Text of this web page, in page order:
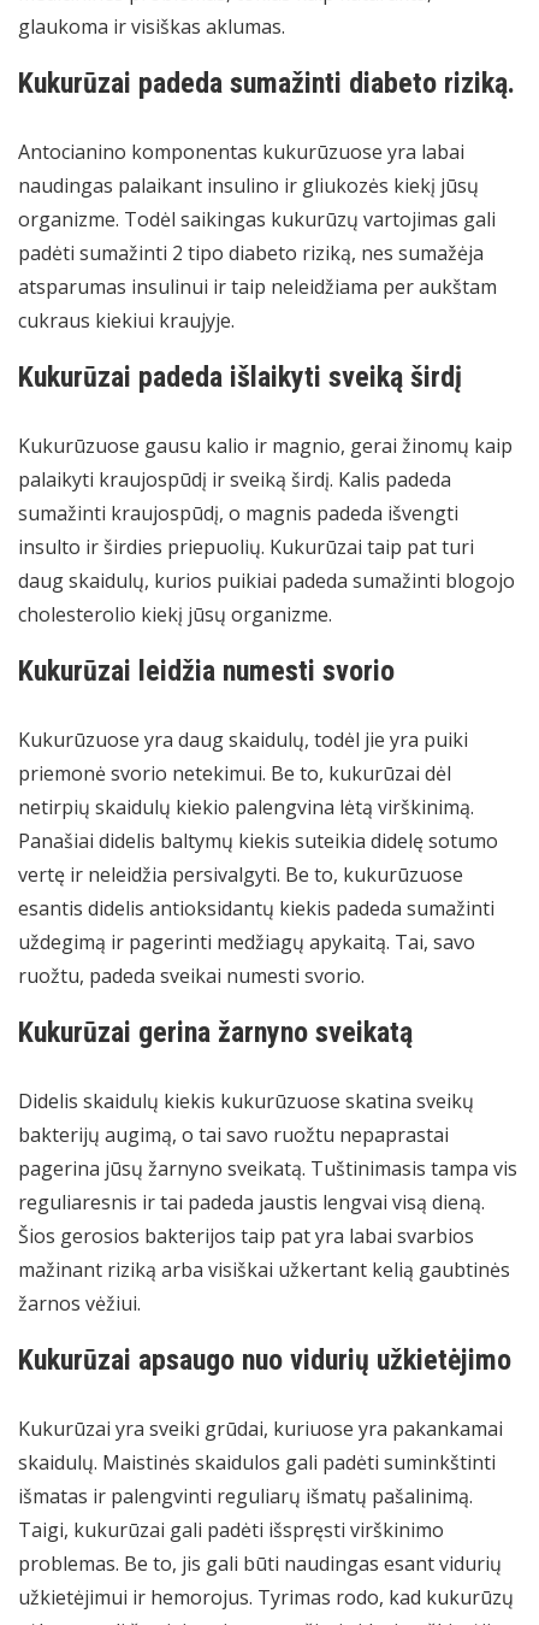
glaukoma ir visiškas aklumas.
Kukurūzai padeda sumažinti diabeto riziką.
Antocianino komponentas kukurūzuose yra labai
naudingas palaikant insulino ir gliukozės kiekį jūsų
organizme. Todėl saikingas kukurūzų vartojimas gali
padėti sumažinti 2 tipo diabeto riziką, nes sumažėja
atsparumas insulinui ir taip neleidžiama per aukštam
cukraus kiekiui kraujyje.
Kukurūzai padeda išlaikyti sveiką širdį
Kukurūzuose gausu kalio ir magnio, gerai žinomų kaip
palaikyti kraujospūdį ir sveiką širdį. Kalis padeda
sumažinti kraujospūdį, o magnis padeda išvengti
insulto ir širdies priepuolių. Kukurūzai taip pat turi
daug skaidulų, kurios puikiai padeda sumažinti blogojo
cholesterolio kiekį jūsų organizme.
Kukurūzai leidžia numesti svorio
Kukurūzuose yra daug skaidulų, todėl jie yra puiki
priemonė svorio netekimui. Be to, kukurūzai dėl
netirpių skaidulų kiekio palengvina lėtą virškinimą.
Panašiai didelis baltymų kiekis suteikia didelę sotumo
vertę ir neleidžia persivalgyti. Be to, kukurūzuose
esantis didelis antioksidantų kiekis padeda sumažinti
uždegimą ir pagerinti medžiagų apykaitą. Tai, savo
ruožtu, padeda sveikai numesti svorio.
Kukurūzai gerina žarnyno sveikatą
Didelis skaidulų kiekis kukurūzuose skatina sveikų
bakterijų augimą, o tai savo ruožtu nepaprastai
pagerina jūsų žarnyno sveikatą. Tuštinimasis tampa vis
reguliaresnis ir tai padeda jaustis lengvai visą dieną.
Šios gerosios bakterijos taip pat yra labai svarbios
mažinant riziką arba visiškai užkertant kelią gaubtinės
žarnos vėžiui.
Kukurūzai apsaugo nuo vidurių užkietėjimo
Kukurūzai yra sveiki grūdai, kuriuose yra pakankamai
skaidulų. Maistinės skaidulos gali padėti suminkštinti
išmatas ir palengvinti reguliarų išmatų pašalinimą.
Taigi, kukurūzai gali padėti išspręsti virškinimo
problemas. Be to, jis gali būti naudingas esant vidurių
užkietėjimui ir hemorojus. Tyrimas rodo, kad kukurūzų